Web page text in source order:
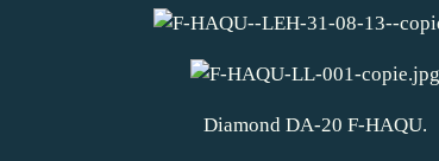
Diamond DA-20 F-HAQU.